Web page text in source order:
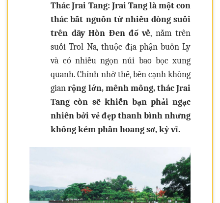
Thác Jrai Tang: Jrai Tang là một con
thác bắt nguồn từ nhiều dòng suối
trên dãy Hòn Đen đổ về, nằm trên
suối Trol Na, thuộc địa phận buôn Ly
và có nhiều ngọn núi bao bọc xung
quanh. Chính nhờ thế, bên cạnh không
gianrộng lớn, mênh mông, thác Jrai
Tang còn sẽ khiến bạn phải ngạc
nhiên bởi vẻ đẹp thanh bình nhưng
không kém phần hoang sơ, kỳ vĩ.